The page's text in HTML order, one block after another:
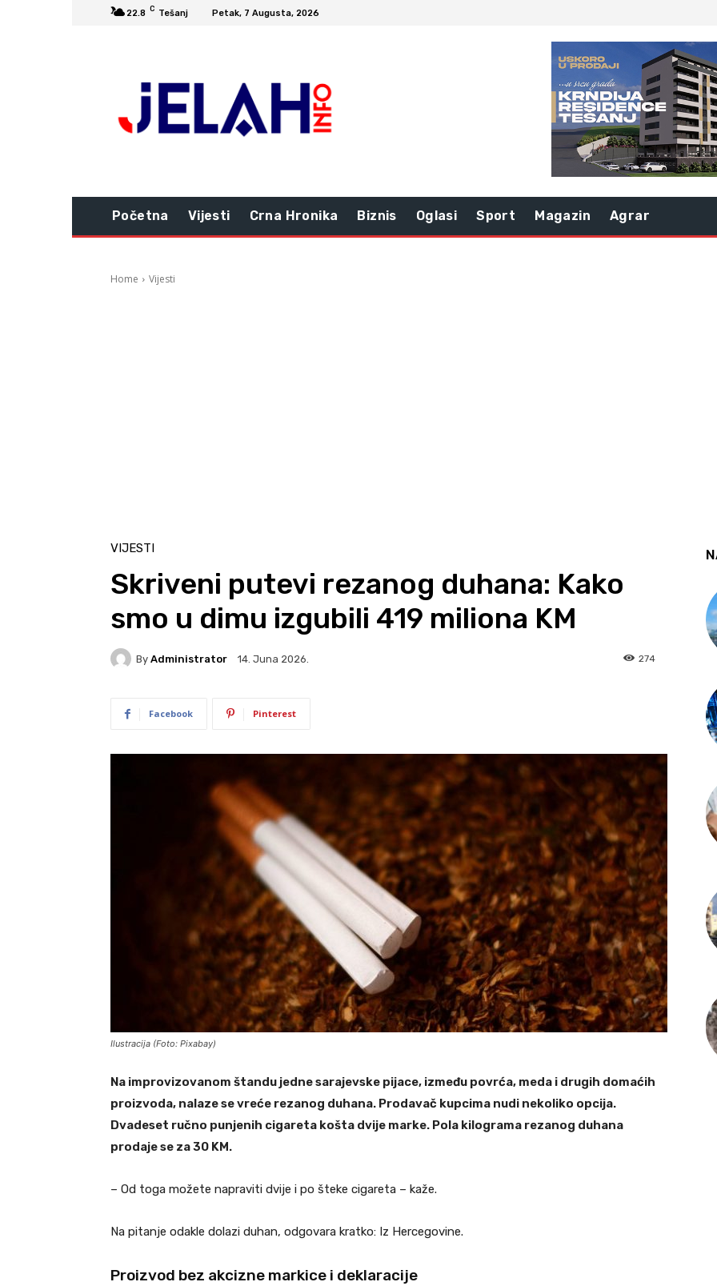
22.8 C Tešanj Petak, 7 Augusta, 2026
Početna Vijesti Crna Hronika Biznis Oglasi Sport Magazin Agrar
Home Vijesti
VIJESTI
Skriveni putevi rezanog duhana: Kako
smo u dimu izgubili 419 miliona KM
By Administrator 14. Juna 2026. 274
Facebook Pinterest
Ilustracija (Foto: Pixabay)
Na improvizovanom štandu jedne sarajevske pijace, između povrća, meda i drugih domaćih
proizvoda, nalaze se vreće rezanog duhana. Prodavač kupcima nudi nekoliko opcija.
Dvadeset ručno punjenih cigareta košta dvije marke. Pola kilograma rezanog duhana
prodaje se za 30 KM.
– Od toga možete napraviti dvije i po šteke cigareta – kaže.
Na pitanje odakle dolazi duhan, odgovara kratko: Iz Hercegovine.
Proizvod bez akcizne markice i deklaracije